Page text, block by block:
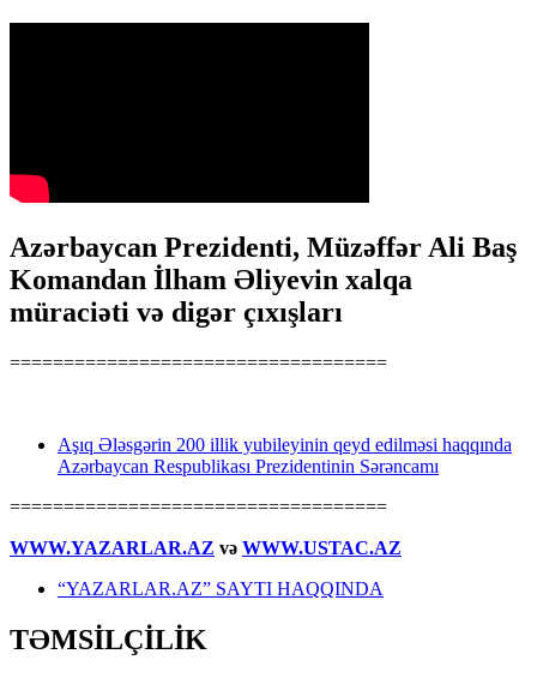
Azərbaycan Prezidenti, Müzəffər Ali Baş
Komandan İlham Əliyevin xalqa
müraciəti və digər çıxışları
===================================
Aşıq Ələsgərin 200 illik yubileyinin qeyd edilməsi haqqında
Azərbaycan Respublikası Prezidentinin Sərəncamı
===================================
WWW.YAZARLAR.AZ və WWW.USTAC.AZ
“YAZARLAR.AZ” SAYTI HAQQINDA
TƏMSİLÇİLİK